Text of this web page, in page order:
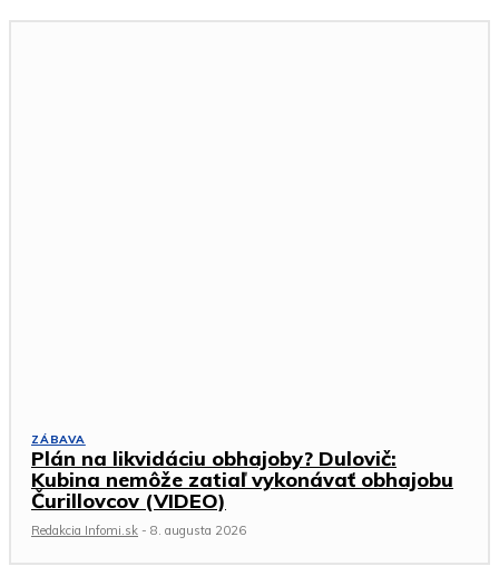
ZÁBAVA
Plán na likvidáciu obhajoby? Dulovič:
Kubina nemôže zatiaľ vykonávať obhajobu
Čurillovcov (VIDEO)
Redakcia Infomi.sk - 8. augusta 2026